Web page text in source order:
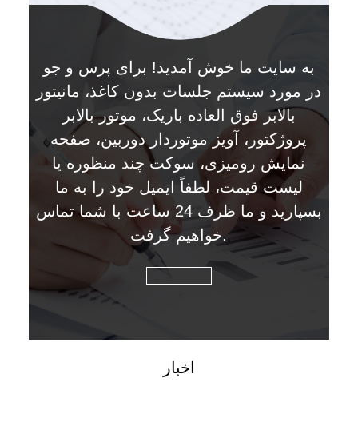
به سایت ما خوش آمدید! برای پرس و جو
در مورد سیستم جلسات بدون کاغذ، مانیتور
بالابر فوق العاده باریک، موتور بالابر
پروژکتور، آویز موتوردار دوربین، صفحه
نمایش رومیزی، سوکت چند منظوره یا
لیست قیمت، لطفاً ایمیل خود را به ما
بسپارید و ما ظرف 24 ساعت با شما تماس
خواهیم گرفت.
اخبار